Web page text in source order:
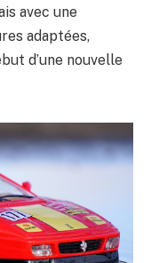
avec une
adaptées,
d’une nouvelle